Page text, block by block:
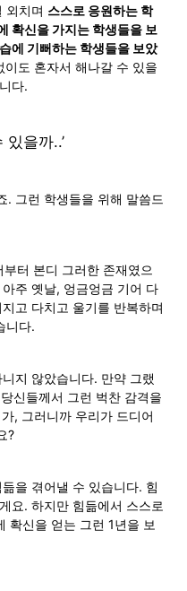
외치며 스스로 응원하는 학
확신을 가지는 학생들을 보
에 기뻐하는 학생들을 보았
도 혼자서 해나갈 수 있을
다.
있을까..’
. 그런 학생들을 위해 말씀드
부터 본디 그러한 존재였으
주 옛날, 엉금엉금 기어 다
고 다치고 울기를 반복하며
니다.
지 않았습니다. 만약 그랬
신들께서 그런 벅찬 감격을
, 그러니까 우리가 드디어
?
을 겪어낼 수 있습니다. 힘
요. 하지만 힘듦에서 스스로
확신을 얻는 그런 1년을 보